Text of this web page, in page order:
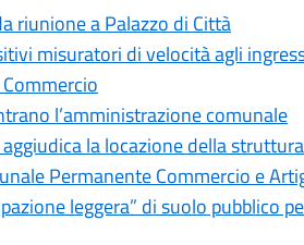
riunione a Palazzo di Città
misuratori di velocità agli
l’amministrazione comunale
la locazione della struttura
Permanente Commercio e
leggera” di suolo pubblico